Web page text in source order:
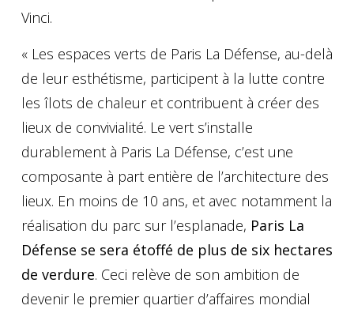
Vinci.
« Les espaces verts de Paris La Défense, au-delà
de leur esthétisme, participent à la lutte contre
les îlots de chaleur et contribuent à créer des
lieux de convivialité. Le vert s’installe
durablement à Paris La Défense, c’est une
composante à part entière de l’architecture des
lieux. En moins de 10 ans, et avec notamment la
réalisation du parc sur l’esplanade, Paris La
Défense se sera étoffé de plus de six hectares
de verdure. Ceci relève de son ambition de
devenir le premier quartier d’affaires mondial